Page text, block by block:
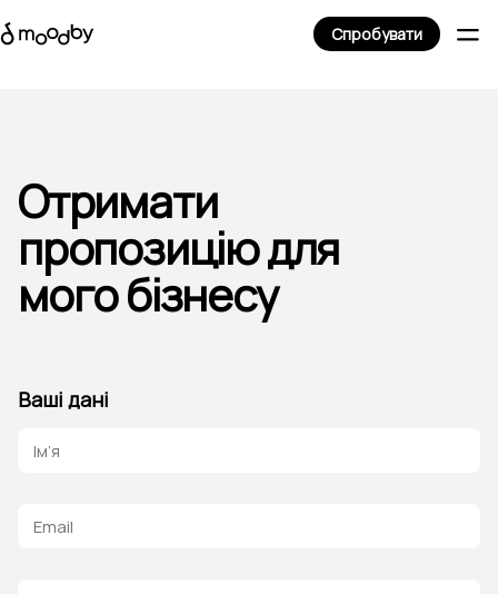
Спробувати
Отримати
пропозицію для
мого бізнесу
Ваші дані